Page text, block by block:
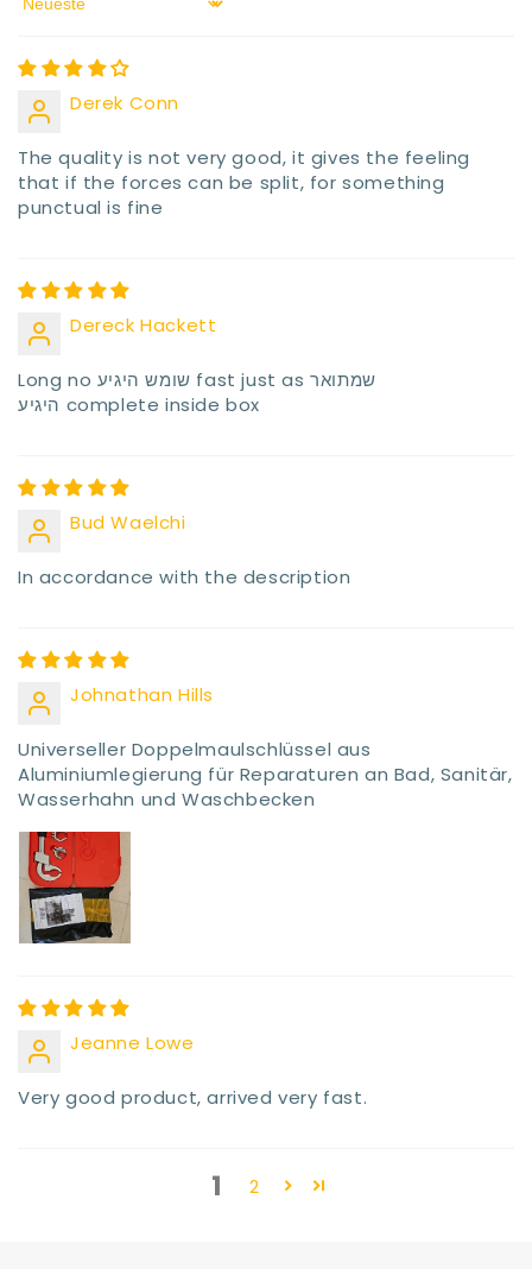
Sort by
Derek Conn
The quality is not very good, it gives the feeling
that if the forces can be split, for something
punctual is fine
Dereck Hackett
Long no שומש היגיע fast just as שמתואר
היגיע complete inside box
Bud Waelchi
In accordance with the description
Johnathan Hills
Universeller Doppelmaulschlüssel aus
Aluminiumlegierung für Reparaturen an Bad, Sanitär,
Wasserhahn und Waschbecken
Jeanne Lowe
Very good product, arrived very fast.
1 2